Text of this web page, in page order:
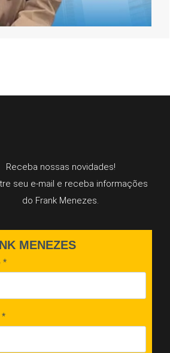
Receba nossas novidades!
seu e-mail e receba informações
do Frank Menezes.
MENEZES
*
*